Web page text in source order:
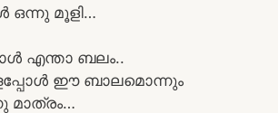
ഒന്നു മൂളി…
എന്താ ബലം..
ഈ ബാലമൊന്നും
മാത്രം…